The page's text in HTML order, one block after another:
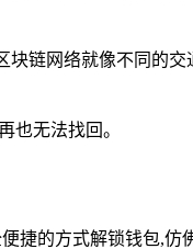
链网络就像不同的
也无法找回。
捷的方式解锁钱包,仿